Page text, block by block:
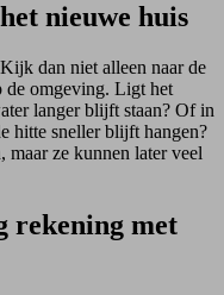
nieuwe huis
dan niet alleen naar de
de omgeving. Ligt het
langer blijft staan? Of in
hitte sneller blijft hangen?
maar ze kunnen later veel
rekening met